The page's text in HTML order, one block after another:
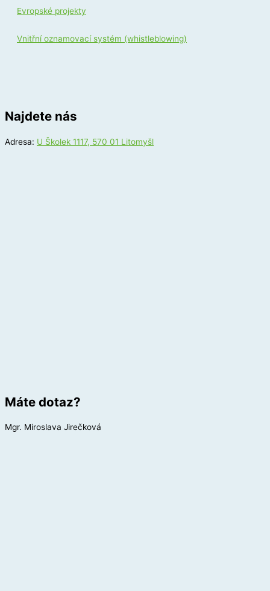
Evropské projekty
Vnitřní oznamovací systém (whistleblowing)
Najdete nás
Adresa: U Školek 1117, 570 01 Litomyšl
Máte dotaz?
Mgr. Miroslava Jirečková